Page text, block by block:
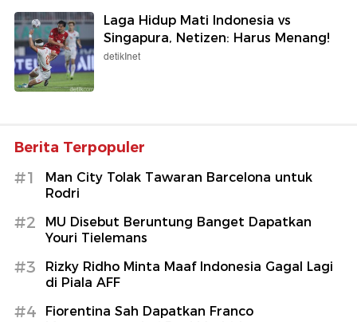
Laga Hidup Mati Indonesia vs
Singapura, Netizen: Harus Menang!
detikInet
Berita Terpopuler
#1
Man City Tolak Tawaran Barcelona untuk
Rodri
#2
MU Disebut Beruntung Banget Dapatkan
Youri Tielemans
#3
Rizky Ridho Minta Maaf Indonesia Gagal Lagi
di Piala AFF
#4
Fiorentina Sah Dapatkan Franco